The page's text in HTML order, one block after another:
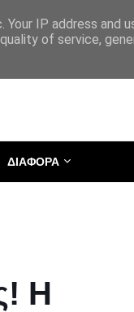
ΔΙΑΦΟΡΑ
Η
IP address and
of service,